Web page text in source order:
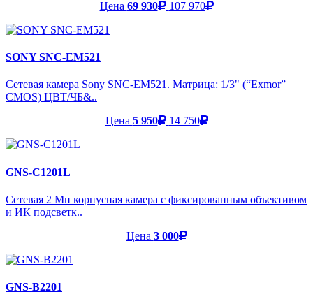
Цена 69 930 107 970
SONY SNC-EM521
Сетевая камера Sony SNC-EM521. Матрица: 1/3" (“Exmor”
CMOS) ЦВТ/ЧБ&..
Цена 5 950 14 750
GNS-C1201L
Сетевая 2 Мп корпусная камера с фиксированным объективом
и ИК подсветк..
Цена 3 000
GNS-B2201